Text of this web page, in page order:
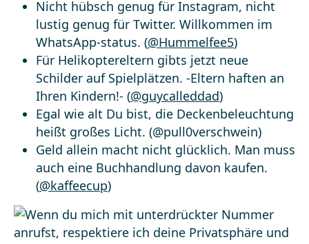
Nicht hübsch genug für Instagram, nicht
lustig genug für Twitter. Willkommen im
WhatsApp-status. (@Hummelfee5)
Für Helikoptereltern gibts jetzt neue
Schilder auf Spielplätzen. -Eltern haften an
Ihren Kindern!- (@guycalleddad)
Egal wie alt Du bist, die Deckenbeleuchtung
heißt großes Licht. (@pull0verschwein)
Geld allein macht nicht glücklich. Man muss
auch eine Buchhandlung davon kaufen.
(@kaffeecup)